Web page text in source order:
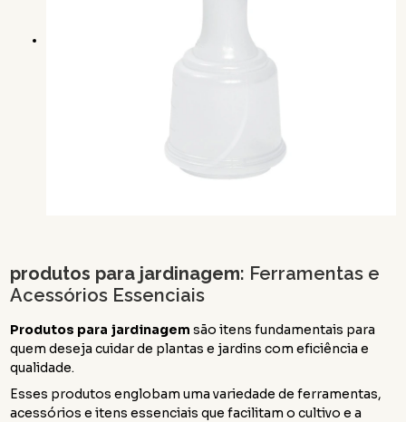
produtos para jardinagem: Ferramentas e
Acessórios Essenciais
Produtos para jardinagem são itens fundamentais para
quem deseja cuidar de plantas e jardins com eficiência e
qualidade.
Esses produtos englobam uma variedade de ferramentas,
acessórios e itens essenciais que facilitam o cultivo e a